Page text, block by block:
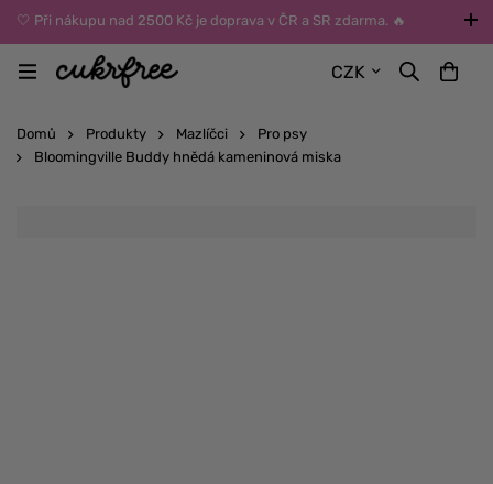
🤍 Při nákupu nad 2500 Kč je doprava v ČR a SR zdarma. 🔥
UPOZORNĚNÍ: Během léta vybírejte dopravu kurýrem nebo do Z-
BOXů umístěných uvnitř budov. Reklamace zboží způsobené
CZK
Domů Produkty Mazlíčci
Pro psy
Bloomingville Buddy hnědá kameninová miska